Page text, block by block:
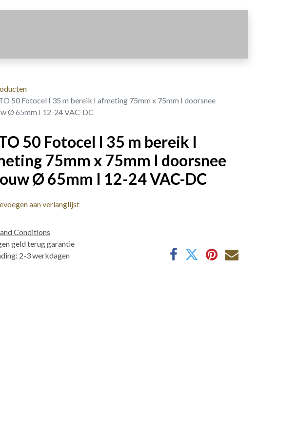
50 Fotocel I 35 m bereik I afmeting 75mm x 75mm I doorsnee
Ø 65mm I 12-24 VAC-DC
50 Fotocel I 35 m bereik I
75mm x 75mm I doorsnee
Ø 65mm I 12-24 VAC-DC
aan verlanglijst
Conditions
geld terug garantie
2-3 werkdagen